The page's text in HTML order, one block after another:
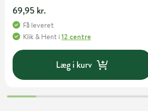
69,95 kr.
Få leveret
Klik & Hent i 12 centre
Læg i kurv